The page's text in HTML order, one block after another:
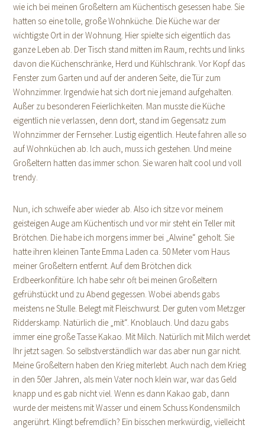
wie ich bei meinen Großeltern am Küchentisch gesessen habe. Sie
hatten so eine tolle, große Wohnküche. Die Küche war der
wichtigste Ort in der Wohnung. Hier spielte sich eigentlich das
ganze Leben ab. Der Tisch stand mitten im Raum, rechts und links
davon die Küchenschränke, Herd und Kühlschrank. Vor Kopf das
Fenster zum Garten und auf der anderen Seite, die Tür zum
Wohnzimmer. Irgendwie hat sich dort nie jemand aufgehalten.
Außer zu besonderen Feierlichkeiten. Man musste die Küche
eigentlich nie verlassen, denn dort, stand im Gegensatz zum
Wohnzimmer der Fernseher. Lustig eigentlich. Heute fahren alle so
auf Wohnküchen ab. Ich auch, muss ich gestehen. Und meine
Großeltern hatten das immer schon. Sie waren halt cool und voll
trendy.
Nun, ich schweife aber wieder ab. Also ich sitze vor meinem
geisteigen Auge am Küchentisch und vor mir steht ein Teller mit
Brötchen. Die habe ich morgens immer bei „Alwine“ geholt. Sie
hatte ihren kleinen Tante Emma Laden ca. 50 Meter vom Haus
meiner Großeltern entfernt. Auf dem Brötchen dick
Erdbeerkonfitüre. Ich habe sehr oft bei meinen Großeltern
gefrühstückt und zu Abend gegessen. Wobei abends gabs
meistens ne Stulle. Belegt mit Fleischwurst. Der guten vom Metzger
Ridderskamp. Natürlich die „mit“. Knoblauch. Und dazu gabs
immer eine große Tasse Kakao. Mit Milch. Natürlich mit Milch werdet
Ihr jetzt sagen. So selbstverständlich war das aber nun gar nicht.
Meine Großeltern haben den Krieg miterlebt. Auch nach dem Krieg
in den 50er Jahren, als mein Vater noch klein war, war das Geld
knapp und es gab nicht viel. Wenn es dann Kakao gab, dann
wurde der meistens mit Wasser und einem Schuss Kondensmilch
angerührt. Klingt befremdlich? Ein bisschen merkwürdig, vielleicht